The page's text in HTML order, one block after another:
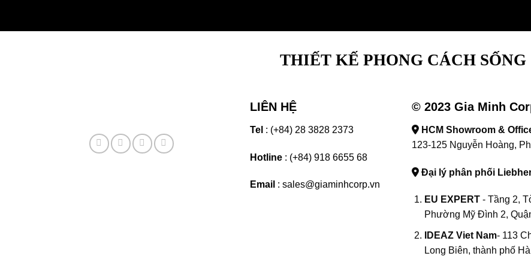
THIẾT KẾ PHONG CÁCH SỐNG
LIÊN HỆ
Tel : (+84) 28 3828 2373
Hotline : (+84) 918 6655 68
Email : sales@giaminhcorp.vn
© 2023 Gia Minh
HCM Showroom &
123-125 Nguyễn Hoàng,
Đại lý phân phối
EU EXPERT - Tầng 2,
Phường Mỹ Đình 2,
IDEAZViet Nam- 113
Long Biên, thành phố